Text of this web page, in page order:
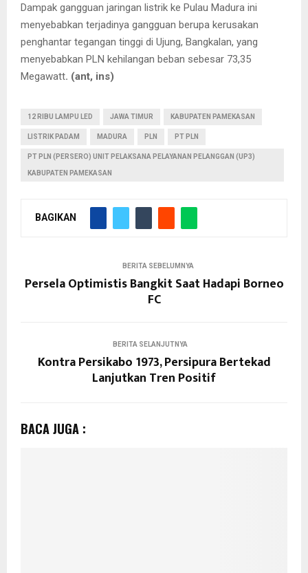
Dampak gangguan jaringan listrik ke Pulau Madura ini
menyebabkan terjadinya gangguan berupa kerusakan
penghantar tegangan tinggi di Ujung, Bangkalan, yang
menyebabkan PLN kehilangan beban sebesar 73,35
Megawatt. (ant, ins)
12 RIBU LAMPU LED JAWA TIMUR KABUPATEN PAMEKASAN
LISTRIK PADAM MADURA PLN PT PLN
PT PLN (PERSERO) UNIT PELAKSANA PELAYANAN PELANGGAN (UP3)
KABUPATEN PAMEKASAN
BAGIKAN
BERITA SEBELUMNYA
Persela Optimistis Bangkit Saat Hadapi Borneo
FC
BERITA SELANJUTNYA
Kontra Persikabo 1973, Persipura Bertekad
Lanjutkan Tren Positif
BACA JUGA :